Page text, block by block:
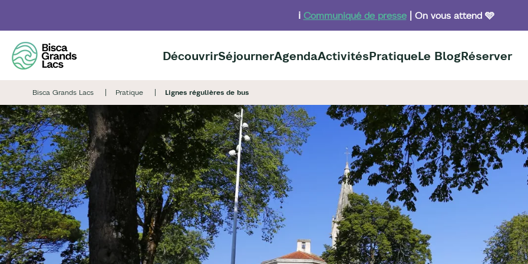
contenu
principal
ℹ️ Communiqué de presse| On vous attend 🩵
DécouvrirSéjournerAgendaActivitésPratiqueLe BlogRéserver
Bisca Grands Lacs Pratique Lignes régulières de bus